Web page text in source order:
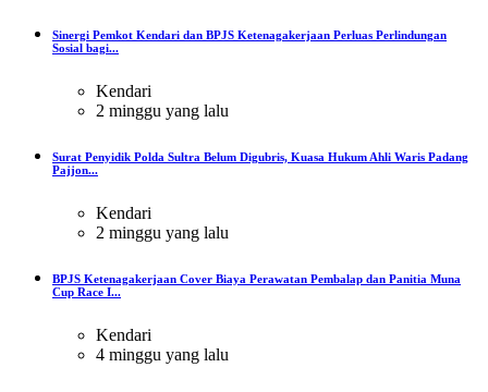
Sinergi Pemkot Kendari dan BPJS Ketenagakerjaan Perluas Perlindungan
Sosial bagi...
Kendari
2 minggu yang lalu
Surat Penyidik Polda Sultra Belum Digubris, Kuasa Hukum Ahli Waris Padang
Pajjon...
Kendari
2 minggu yang lalu
BPJS Ketenagakerjaan Cover Biaya Perawatan Pembalap dan Panitia Muna
Cup Race I...
Kendari
4 minggu yang lalu